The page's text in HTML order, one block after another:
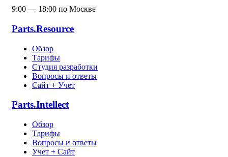
9:00 — 18:00 по Москве
Parts.Resource
Обзор
Тарифы
Студия разработки
Вопросы и ответы
Сайт + Учет
Parts.Intellect
Обзор
Тарифы
Вопросы и ответы
Учет + Сайт